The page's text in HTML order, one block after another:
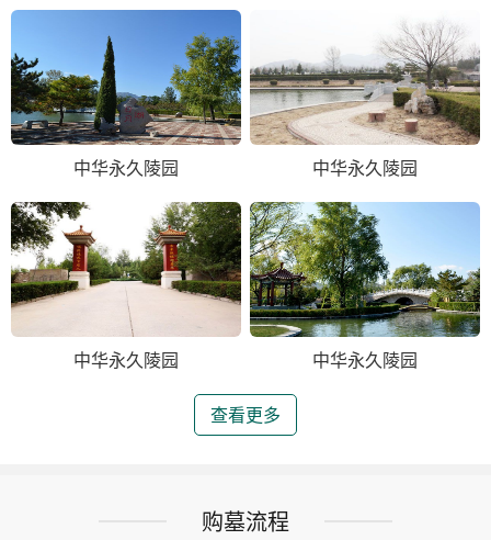
中华永久陵园 中华永久陵园
中华永久陵园 中华永久陵园
查看更多
购墓流程